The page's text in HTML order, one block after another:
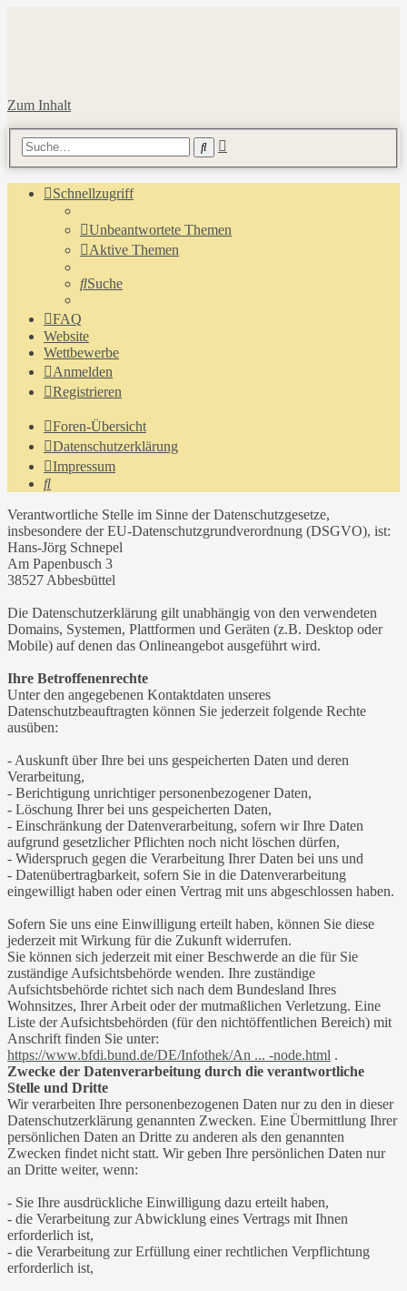
Zum Inhalt
Suche
Schnellzugriff
Unbeantwortete Themen
Aktive Themen
Suche
FAQ
Website
Wettbewerbe
Anmelden
Registrieren
Foren-Übersicht
Datenschutzerklärung
Impressum
Suche
Verantwortliche Stelle im Sinne der Datenschutzgesetze,
insbesondere der EU-Datenschutzgrundverordnung (DSGVO), ist:
Hans-Jörg Schnepel
Am Papenbusch 3
38527 Abbesbüttel
Die Datenschutzerklärung gilt unabhängig von den verwendeten
Domains, Systemen, Plattformen und Geräten (z.B. Desktop oder
Mobile) auf denen das Onlineangebot ausgeführt wird.
Ihre Betroffenenrechte
Unter den angegebenen Kontaktdaten unseres
Datenschutzbeauftragten können Sie jederzeit folgende Rechte
ausüben:
- Auskunft über Ihre bei uns gespeicherten Daten und deren
Verarbeitung,
- Berichtigung unrichtiger personenbezogener Daten,
- Löschung Ihrer bei uns gespeicherten Daten,
- Einschränkung der Datenverarbeitung, sofern wir Ihre Daten
aufgrund gesetzlicher Pflichten noch nicht löschen dürfen,
- Widerspruch gegen die Verarbeitung Ihrer Daten bei uns und
- Datenübertragbarkeit, sofern Sie in die Datenverarbeitung
eingewilligt haben oder einen Vertrag mit uns abgeschlossen haben.
Sofern Sie uns eine Einwilligung erteilt haben, können Sie diese
jederzeit mit Wirkung für die Zukunft widerrufen.
Sie können sich jederzeit mit einer Beschwerde an die für Sie
zuständige Aufsichtsbehörde wenden. Ihre zuständige
Aufsichtsbehörde richtet sich nach dem Bundesland Ihres
Wohnsitzes, Ihrer Arbeit oder der mutmaßlichen Verletzung. Eine
Liste der Aufsichtsbehörden (für den nichtöffentlichen Bereich) mit
Anschrift finden Sie unter:
https://www.bfdi.bund.de/DE/Infothek/An ... -node.html .
Zwecke der Datenverarbeitung durch die verantwortliche
Stelle und Dritte
Wir verarbeiten Ihre personenbezogenen Daten nur zu den in dieser
Datenschutzerklärung genannten Zwecken. Eine Übermittlung Ihrer
persönlichen Daten an Dritte zu anderen als den genannten
Zwecken findet nicht statt. Wir geben Ihre persönlichen Daten nur
an Dritte weiter, wenn:
- Sie Ihre ausdrückliche Einwilligung dazu erteilt haben,
- die Verarbeitung zur Abwicklung eines Vertrags mit Ihnen
erforderlich ist,
- die Verarbeitung zur Erfüllung einer rechtlichen Verpflichtung
erforderlich ist,